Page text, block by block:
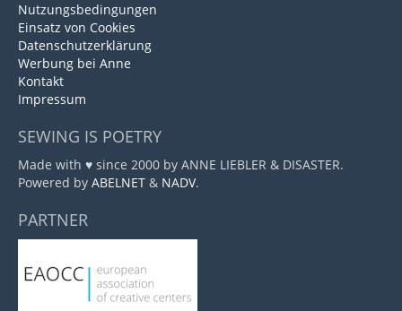
Nutzungsbedingungen
Einsatz von Cookies
Datenschutzerklärung
Werbung bei Anne
Kontakt
Impressum
SEWING IS POETRY
Made with ♥ since 2000 by ANNE LIEBLER & DISASTER.
Powered by ABELNET & NADV.
PARTNER